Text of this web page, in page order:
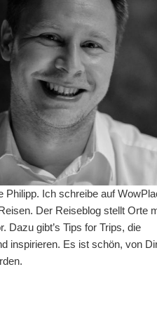
Philipp. Ich schreibe auf
Der Reiseblog stellt Orte
Dazu gibt’s Tips for Trips, die
inspirieren. Es ist schön, von